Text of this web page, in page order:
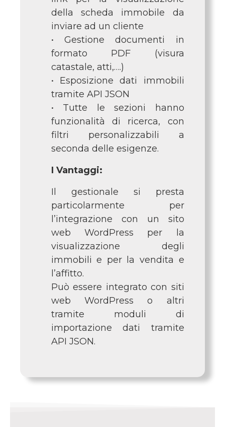
della scheda immobile da
inviare ad un cliente
• Gestione documenti in
formato PDF (visura
catastale, atti,….)
• Esposizione dati immobili
tramite API JSON
• Tutte le sezioni hanno
funzionalità di ricerca, con
filtri personalizzabili a
seconda delle esigenze.
I Vantaggi:
Il gestionale si presta
particolarmente per
l’integrazione con un sito
web WordPress per la
visualizzazione degli
immobili e per la vendita e
l’affitto.
Può essere integrato con siti
web WordPress o altri
tramite moduli di
importazione dati tramite
API JSON.